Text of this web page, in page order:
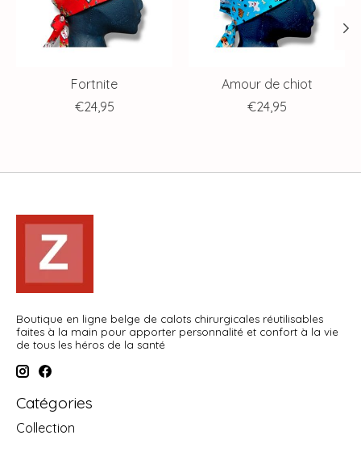
Fortnite
€24,95
Amour de chiot
€24,95
Boutique en ligne belge de calots chirurgicales réutilisables
faites à la main pour apporter personnalité et confort à la vie
de tous les héros de la santé
Catégories
Collection